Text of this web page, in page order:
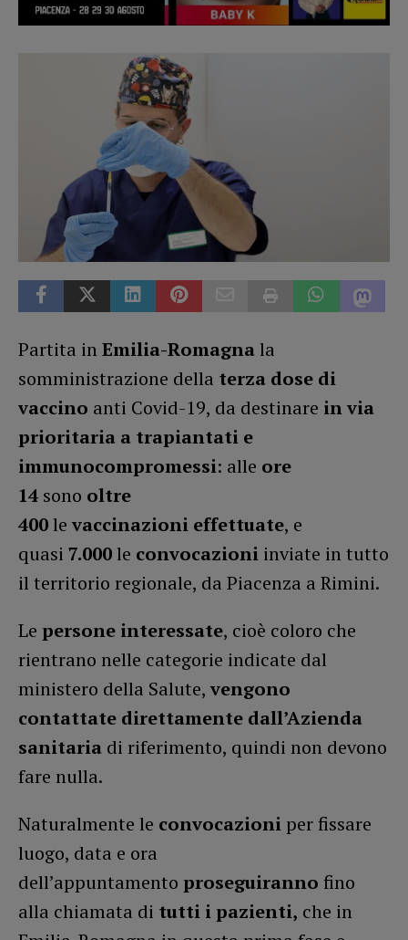
Partita inEmilia-Romagnala
somministrazione della terza dose di
vaccino anti Covid-19, da destinare in via
prioritaria a trapiantati e
immunocompromessi: alle ore
14 sono oltre
400le vaccinazioni effettuate, e
quasi 7.000le convocazioni inviate in tutto
il territorio regionale, da Piacenza a Rimini.
Le persone interessate, cioè coloro che
rientrano nelle categorie indicate dal
ministero della Salute, vengono
contattate direttamente dall’Azienda
sanitaria di riferimento, quindi non devono
fare nulla.
Naturalmente le convocazioni per fissare
luogo, data e ora
dell’appuntamento proseguiranno fino
alla chiamata di tutti i pazienti, che in